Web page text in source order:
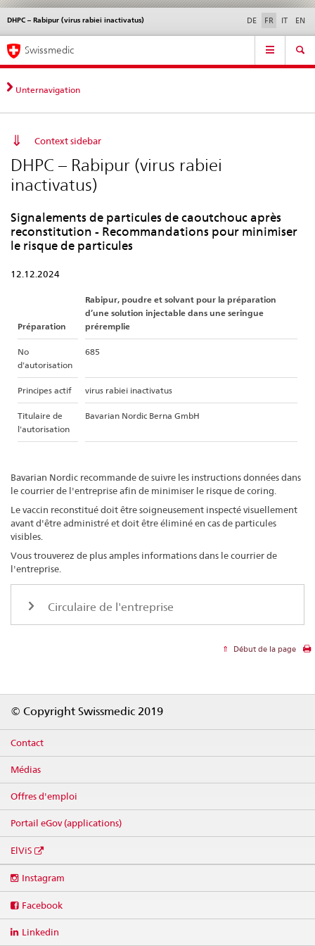
Navigation
directe:
actualités,
bases
contact
Actualités & Mises à
normes
Contact | Support &
aide
DHPC – Rabipur (virus rabiei inactivatus) DE FR IT EN
Service
Navigation
Swissmedic
Unternavigation
Context sidebar
DHPC – Rabipur (virus rabiei
inactivatus)
Signalements de particules de caoutchouc après
reconstitution - Recommandations pour minimiser
le risque de particules
12.12.2024
Préparation
Rabipur, poudre et solvant pour la préparation
d’une solution injectable dans une seringue
préremplie
No
d'autorisation
685
Principes actif virus rabiei inactivatus
Titulaire de
l'autorisation
Bavarian Nordic Berna GmbH
Bavarian Nordic recommande de suivre les instructions données dans
le courrier de l'entreprise afin de minimiser le risque de coring.
Le vaccin reconstitué doit être soigneusement inspecté visuellement
avant d'être administré et doit être éliminé en cas de particules
visibles.
Vous trouverez de plus amples informations dans le courrier de
l'entreprise.
Circulaire de l'entreprise
Début de la page
© Copyright Swissmedic 2019
Contact
Médias
Offres d'emploi
Portail eGov (applications)
ElViS
media
Instagram
Facebook
Linkedin